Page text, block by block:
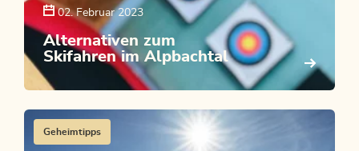
02. Februar 2023
Alternativen zum
Skifahren im Alpbachtal
Geheimtipps